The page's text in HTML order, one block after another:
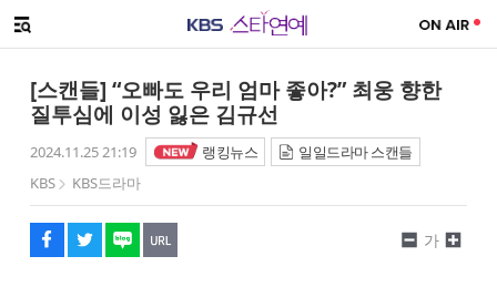
메뉴 열기
[스캔들] “오빠도 우리 엄마 좋아?” 최웅 향한
질투심에 이성 잃은 김규선
2024.11.25 21:19 랭킹뉴스
일일드라마 스캔들
KBS
KBS드라마
페이스북
트위터
네이버
URL복사
글씨 작게보기
가
글씨 크게보기